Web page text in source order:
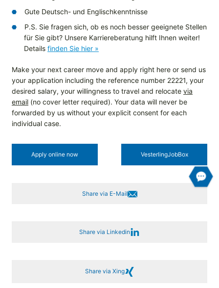
Gute Deutsch- und Englischkenntnisse
P.S. Sie fragen sich, ob es noch besser geeignete Stellen
für Sie gibt? Unsere Karriereberatung hilft Ihnen weiter!
Details finden Sie hier »
Make your next career move and apply right here or send us
your application including the reference number 22221, your
desired salary, your willingness to travel and relocate via
email (no cover letter required). Your data will never be
forwarded by us without your explicit consent for each
individual case.
Apply online now Vesterling­JobBox
Share via E-Mail
Share via Linkedin
Share via Xing